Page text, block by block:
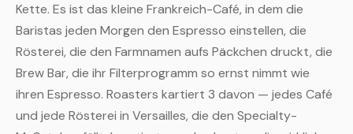
Kette. Es ist das kleine Frankreich-Café, in dem die
Baristas jeden Morgen den Espresso einstellen, die
Rösterei, die den Farmnamen aufs Päckchen druckt, die
Brew Bar, die ihr Filterprogramm so ernst nimmt wie
ihren Espresso. Roasters kartiert 3 davon — jedes Café
und jede Rösterei in Versailles, die den Specialty-